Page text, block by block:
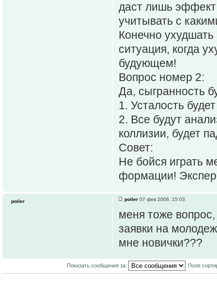
даст лишь
учитывать с
Конечно
ситуация, когда
будующем!
Вопрос номер 2:
Да, сыгранность
1. Усталость
2. Все будут
коллизии, будет
Совет:
Не бойся играть
формации!
poiler 07 фев 2006, 15:03
меня тоже
заявки на
мне новички???
poiler
Показать сообщения за: Поле